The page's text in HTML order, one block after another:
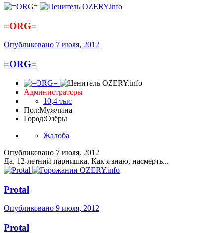
=ORG=
Опубликовано 7 июля, 2012
=ORG=
Администраторы
10,4 тыс
Пол:Мужчина
Город:Озёры
Жалоба
Опубликовано 7 июля, 2012
Да. 12-летний парнишка. Как я знаю, насмерть...
Protal
Опубликовано 9 июля, 2012
Protal